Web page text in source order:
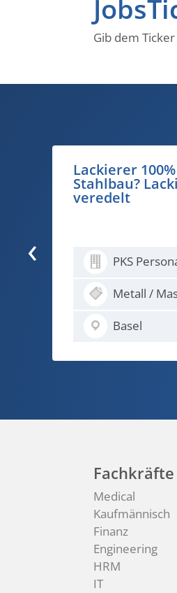
Gib dem
50% - ob
Zollpapier,
PKS
Logistik
Basel
‹
Medical
Kaufmännisch
Finanz
Engineering
HRM
IT